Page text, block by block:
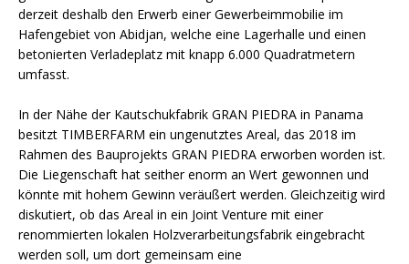
derzeit deshalb den Erwerb einer Gewerbeimmobilie im
Hafengebiet von Abidjan, welche eine Lagerhalle und einen
betonierten Verladeplatz mit knapp 6.000 Quadratmetern
umfasst.
In der Nähe der Kautschukfabrik GRAN PIEDRA in Panama
besitzt TIMBERFARM ein ungenutztes Areal, das 2018 im
Rahmen des Bauprojekts GRAN PIEDRA erworben worden ist.
Die Liegenschaft hat seither enorm an Wert gewonnen und
könnte mit hohem Gewinn veräußert werden. Gleichzeitig wird
diskutiert, ob das Areal in ein Joint Venture mit einer
renommierten lokalen Holzverarbeitungsfabrik eingebracht
werden soll, um dort gemeinsam eine